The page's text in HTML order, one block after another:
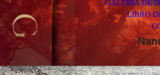
GALERÍA DE
LIBRO